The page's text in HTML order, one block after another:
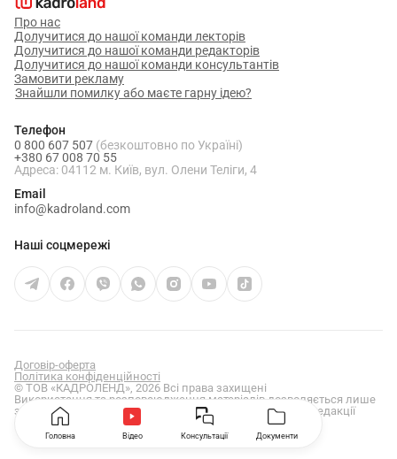
Про нас
Долучитися до нашої команди лекторів
Долучитися до нашої команди редакторів
Долучитися до нашої команди консультантів
Замовити рекламу
Знайшли помилку або маєте гарну ідею?
Телефон
0 800 607 507 (безкоштовно по Україні)
+380 67 008 70 55
Адреса: 04112 м. Київ, вул. Олени Теліги, 4
Email
info@kadroland.com
Наші соцмережі
Договір-оферта
Політика конфіденційності
© ТОВ «КАДРОЛЕНД», 2026 Всі права захищені
Використання та розповсюдження матеріалів дозволяється лише
за умови отримання попередньої письмової згоди від редакції
kadroland.com
Головна Відео Консультації Документи